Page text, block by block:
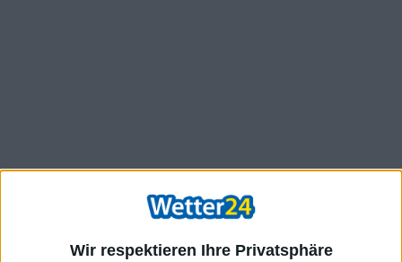
Wir respektieren Ihre Privatsphäre